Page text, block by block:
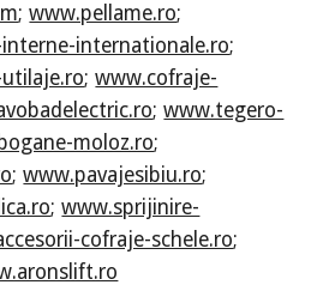
;www.pellame.ro;
internationale.ro;
;www.cofraje-
;www.tegero-
moloz.ro;
;www.pavajesibiu.ro;
;www.sprijinire-
cofraje-schele.ro;